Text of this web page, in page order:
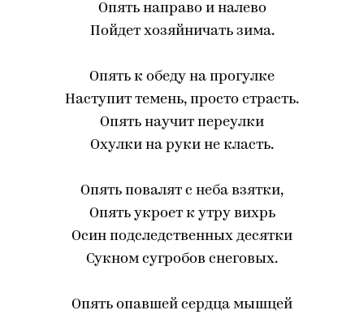
Опять направо и налево
Пойдет хозяйничать зима.
Опять к обеду на прогулке
Наступит темень, просто страсть.
Опять научит переулки
Охулки на руки не класть.
Опять повалят с неба взятки,
Опять укроет к утру вихрь
Осин подследственных десятки
Сукном сугробов снеговых.
Опять опавшей сердца мышцей